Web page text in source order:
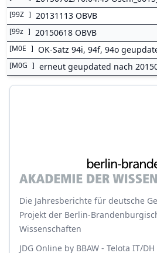
[99Z ] 20131113 OBVB
[99z ] 20150618 OBVB
[M0E ] OK-Satz 94i, 94f, 94o
[M0G ] erneut geupdated nach
Die Jahresberichte für deutsche
Projekt der Berlin-
Wissenschaften
JDG Online by BBAW - Telota IT/DH